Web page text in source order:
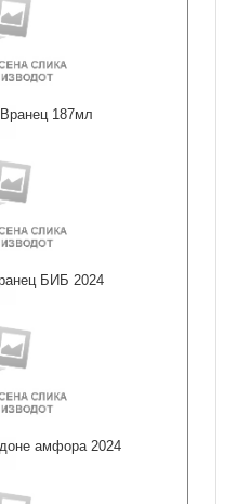
187мл
БИБ 2024
амфора 2024